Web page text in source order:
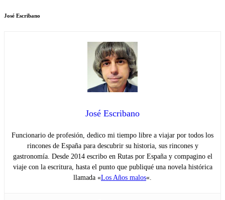
José Escribano
José Escribano
Funcionario de profesión, dedico mi tiempo libre a viajar por todos los
rincones de España para descubrir su historia, sus rincones y
gastronomía. Desde 2014 escribo en Rutas por España y compagino el
viaje con la escritura, hasta el punto que publiqué una novela histórica
llamada «Los Años malos«.